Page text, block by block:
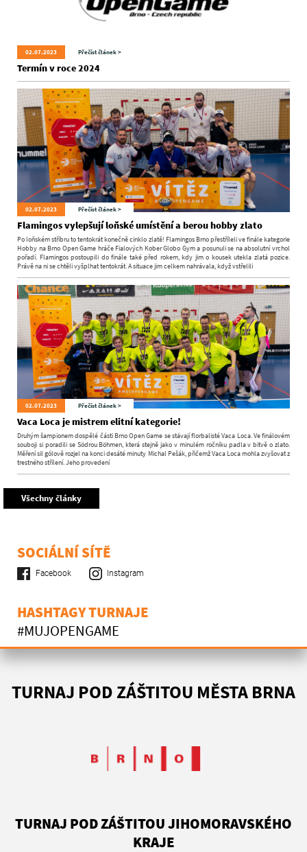
02.07.2023 Přečíst článek >
Termín v roce 2024
02.07.2023 Přečíst článek >
Flamingos vylepšují loňské umístění a berou hobby zlato
Po loňském stříbru to tentokrát konečně cinklo zlatě! Flamingos Brno přestříleli ve finále kategorie
Hobby na Brno Open Game hráče Fialových Kober Globo Gym a posunuli se na absolutní vrchol
pořadí. Flamingos postoupili do finále také před rokem, kdy jim o kousek utekla zlatá pozice.
Právě na ni se chtěli vyšplhat tentokrát. A situace jim celkem nahrávala, když vstřelili
02.07.2023 Přečíst článek >
Vaca Loca je mistrem elitní kategorie!
Druhým šampionem dospělé části Brno Open Game se stávají florbalisté Vaca Loca. Ve finálovém
souboji si poradili se Södrou Böhmen, která stejně jako v minulém ročníku padla v bitvě o zlato.
Měření sil gólově rozjel na konci desáté minuty Michal Pešák, přičemž Vaca Loca mohla zvyšovat z
trestného střílení. Jeho provedení
Všechny články
SOCIÁLNÍ SÍTĚ
Facebook Instagram
HASHTAGY TURNAJE
#MUJOPENGAME
TURNAJ POD ZÁŠTITOU MĚSTA BRNA
TURNAJ POD ZÁŠTITOU JIHOMORAVSKÉHO
KRAJE